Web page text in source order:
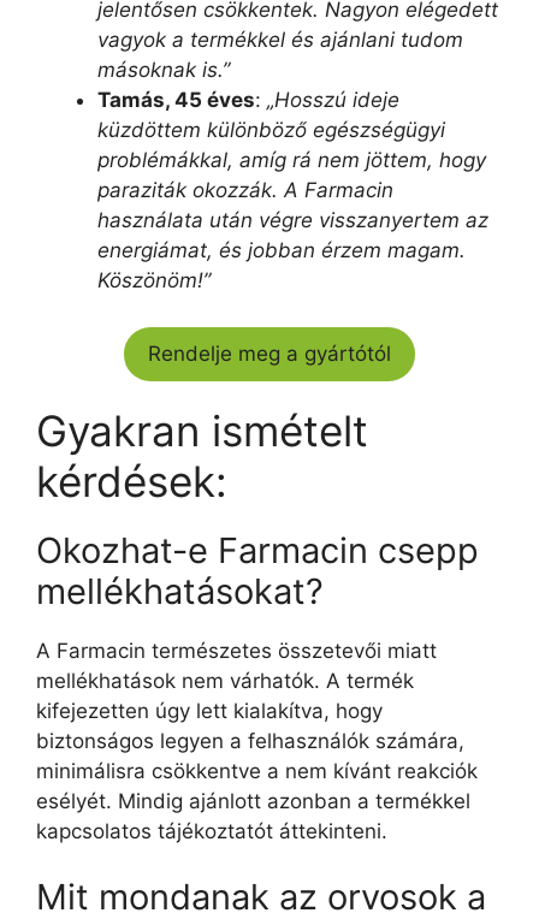
jelentősen csökkentek. Nagyon elégedett
vagyok a termékkel és ajánlani tudom
másoknak is.”
Tamás, 45 éves: „Hosszú ideje
küzdöttem különböző egészségügyi
problémákkal, amíg rá nem jöttem, hogy
paraziták okozzák. A Farmacin
használata után végre visszanyertem az
energiámat, és jobban érzem magam.
Köszönöm!”
Rendelje meg a gyártótól
Gyakran ismételt
kérdések:
Okozhat-e Farmacin csepp
mellékhatásokat?
A Farmacin természetes összetevői miatt
mellékhatások nem várhatók. A termék
kifejezetten úgy lett kialakítva, hogy
biztonságos legyen a felhasználók számára,
minimálisra csökkentve a nem kívánt reakciók
esélyét. Mindig ajánlott azonban a termékkel
kapcsolatos tájékoztatót áttekinteni.
Mit mondanak az orvosok a